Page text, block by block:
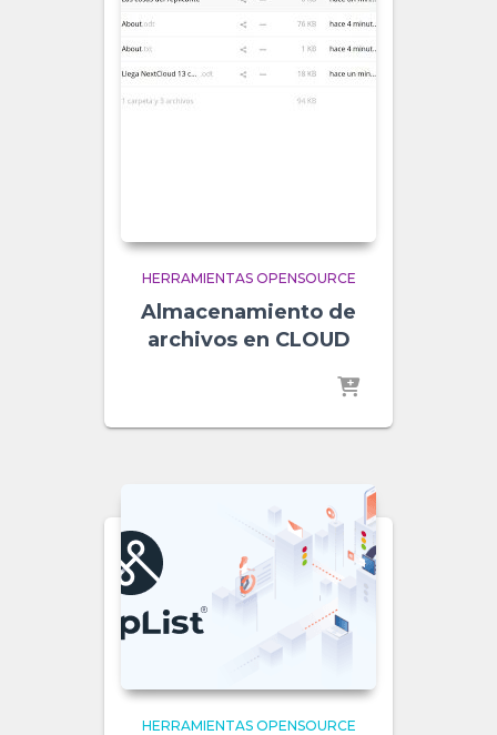
HERRAMIENTAS OPENSOURCE
Almacenamiento de
archivos en CLOUD
HERRAMIENTAS OPENSOURCE